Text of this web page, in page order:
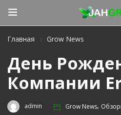
Главная Grow News
День
Компании
admin Grow News,